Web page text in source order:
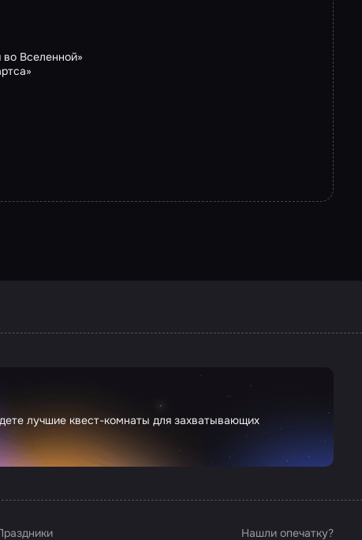
во Вселенной»
лучшие квест-комнаты для захватывающих
Нашли опечатку?